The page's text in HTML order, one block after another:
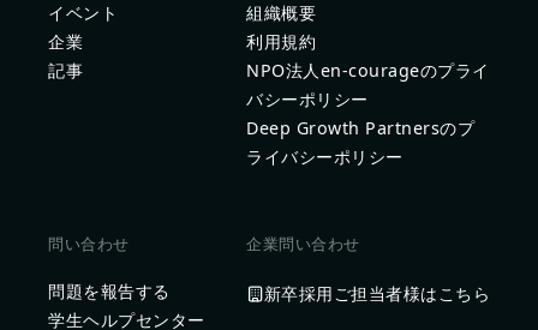
イベント
企業
記事
組織概要
利用規約
NPO法人en-courageのプライ
バシーポリシー
Deep Growth Partnersのプ
ライバシーポリシー
問い合わせ
問題を報告する
学生ヘルプセンター
企業問い合わせ
新卒採用ご担当者様はこちら